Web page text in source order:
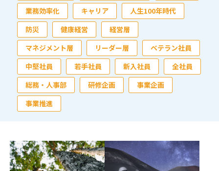
業務効率化
キャリア
人生100年時代
防災
健康経営
経営層
マネジメント層
リーダー層
ベテラン社員
中堅社員
若手社員 新入社員
全社員
総務・人事部
研修企画
事業企画
事業推進